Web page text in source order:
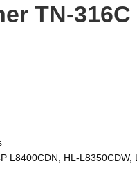
TN-316C
L8400CDN, HL-L8350CDW,